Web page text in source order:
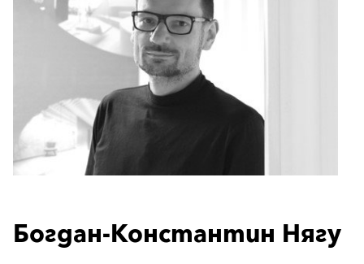
Богдан-Константин Нягу